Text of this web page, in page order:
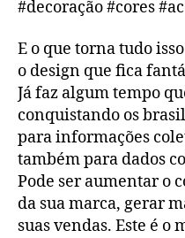
#decoração #cores
E o que torna tudo
o design que fica
Já faz algum tempo
conquistando os
para informações
também para dados
Pode ser aumentar o
da sua marca, gerar
suas vendas. Este é o